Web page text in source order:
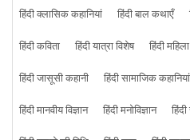
हिंदी क्लासिक कहानियां
हिंदी बाल कथाएँ
हिंदी कविता
हिंदी यात्रा विशेष हिंदी
हिंदी जासूसी कहानी
हिंदी सामाजिक कहानियां
हिंदी मानवीय विज्ञान
हिंदी मनोविज्ञान